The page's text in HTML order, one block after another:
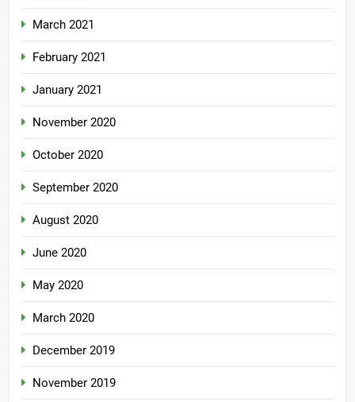
March 2021
February 2021
January 2021
November 2020
October 2020
September 2020
August 2020
June 2020
May 2020
March 2020
December 2019
November 2019